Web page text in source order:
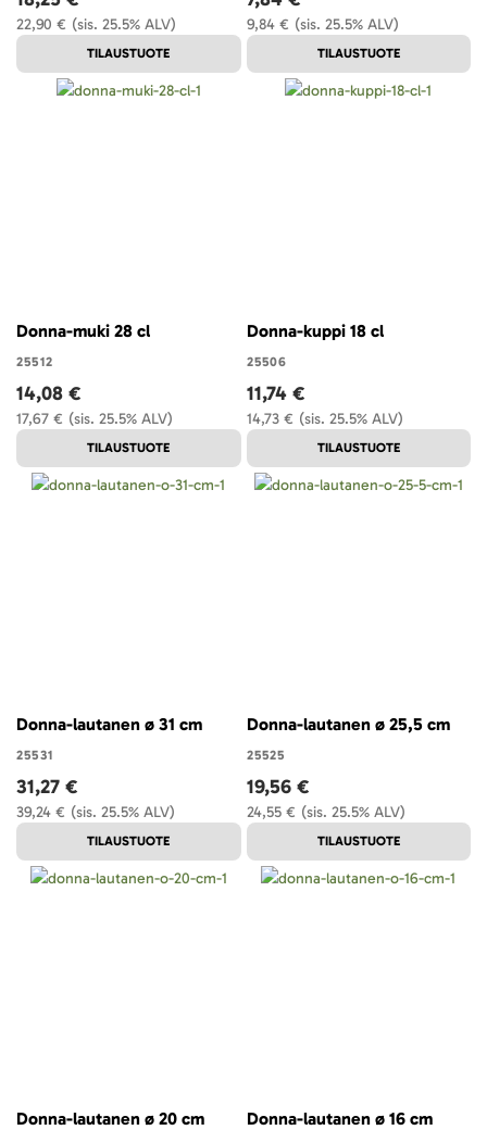
(sis. 25.5% ALV)
22,90 €
TILAUSTUOTE
(sis. 25.5% ALV)
9,84 €
TILAUSTUOTE
Donna-muki 28 cl
25512
(sis. 25.5% ALV)
17,67 €
14,08 €
TILAUSTUOTE
Donna-kuppi 18 cl
25506
(sis. 25.5% ALV)
14,73 €
11,74 €
TILAUSTUOTE
Donna-lautanen ø 31 cm
25531
(sis. 25.5% ALV)
39,24 €
31,27 €
TILAUSTUOTE
Donna-lautanen ø 25,5 cm
25525
(sis. 25.5% ALV)
24,55 €
19,56 €
TILAUSTUOTE
Donna-lautanen ø 20 cm Donna-lautanen ø 16 cm